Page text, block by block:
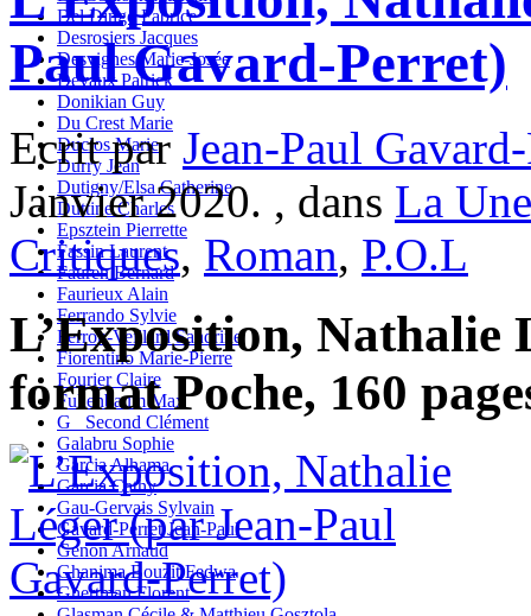
Del Dingo Fabrice
Desrosiers Jacques
Desvignes Marie-Josée
Devaux Patrick
Donikian Guy
Du Crest Marie
Duclos Marie
Durry Jean
Dutigny/Elsa Catherine
Duttine Charles
Epsztein Pierrette
Fassin Laurent
Fauren Bernard
Faurieux Alain
Ferrando Sylvie
Ferron-Veillard Sandrine
Fiorentino Marie-Pierre
Fourier Claire
Fullenbaum Max
G_ Second Clément
Galabru Sophie
Garcia Alhama
Garcia Cathy
Gau-Gervais Sylvain
Gavard-Perret Jean-Paul
Genon Arnaud
Ghanima Bouzit Fedwa
Ghertman Florent
Paul Gavard-Perret)
Ecrit parJean-Paul
Janvier 2020. , dans La
Critiques, Roman, P.O.L
L’Exposition, Nathalie
format Poche, 160